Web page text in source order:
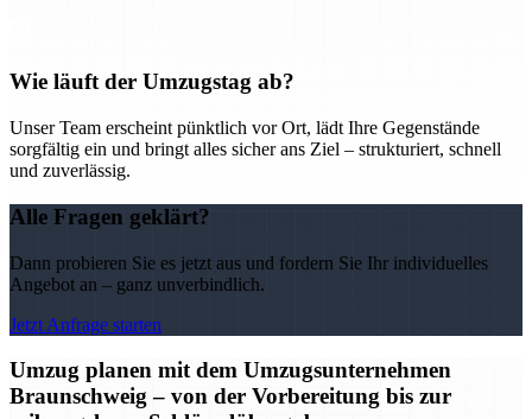
Wie läuft der Umzugstag ab?
Unser Team erscheint pünktlich vor Ort, lädt Ihre Gegenstände
sorgfältig ein und bringt alles sicher ans Ziel – strukturiert, schnell
und zuverlässig.
Alle Fragen geklärt?
Dann probieren Sie es jetzt aus und fordern Sie Ihr individuelles
Angebot an – ganz unverbindlich.
Jetzt Anfrage starten
Umzug planen mit dem Umzugsunternehmen
Braunschweig – von der Vorbereitung bis zur